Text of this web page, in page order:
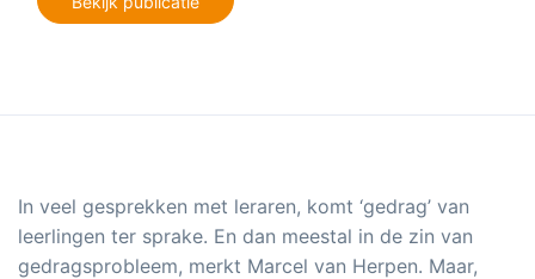
In veel gesprekken met leraren, komt ‘gedrag’ van
leerlingen ter sprake. En dan meestal in de zin van
gedragsprobleem, merkt Marcel van Herpen. Maar,